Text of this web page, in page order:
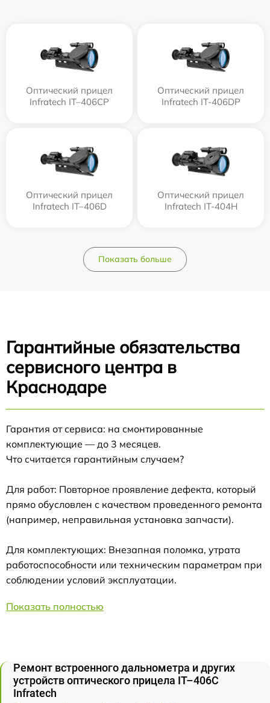
Оптический прицел
Infratech IT–406СP
Оптический прицел
Infratech IT-406DP
Оптический прицел
Infratech IT–406D
Оптический прицел
Infratech IT-404H
Показать больше
Гарантийные обязательства
сервисного центра в
Краснодаре
Гарантия от сервиса: на смонтированные
комплектующие — до 3 месяцев.
Что считается гарантийным случаем?
Для работ: Повторное проявление дефекта, который
прямо обусловлен с качеством проведенного ремонта
(например, неправильная установка запчасти).
Для комплектующих: Внезапная поломка, утрата
работоспособности или техническим параметрам при
соблюдении условий эксплуатации.
Показать полностью
Ремонт встроенного дальнометра и других
устройств оптического прицела IT–406С
Infratech